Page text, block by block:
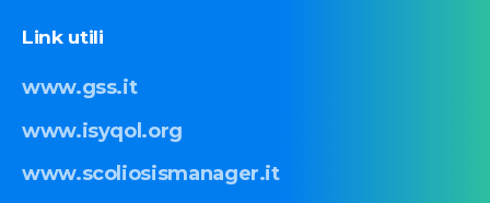
Link utili
www.gss.it
www.isyqol.org
www.scoliosismanager.it